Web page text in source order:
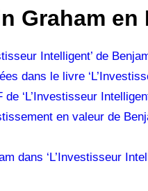
Graham en
Intelligent’ de
dans le livre
‘L’Investisseur
en valeur de
dans ‘L’Investisseur